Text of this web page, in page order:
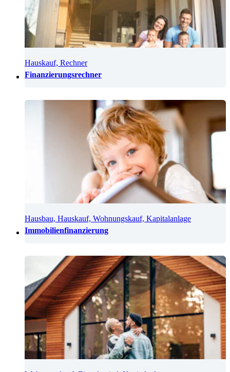
Hauskauf, Rechner
Finanzierungsrechner
Hausbau, Hauskauf, Wohnungskauf, Kapitalanlage
Immobilienfinanzierung